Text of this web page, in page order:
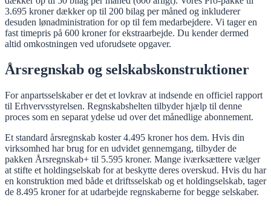
3.695 kroner dækker op til 200 bilag per måned og inkluderer
desuden lønadministration for op til fem medarbejdere. Vi tager en
fast timepris på 600 kroner for ekstraarbejde. Du kender dermed
altid omkostningen ved uforudsete opgaver.
Årsregnskab og selskabskonstruktioner
For anpartsselskaber er det et lovkrav at indsende en officiel rapport
til Erhvervsstyrelsen. Regnskabshelten tilbyder hjælp til denne
proces som en separat ydelse ud over det månedlige abonnement.
Et standard årsregnskab koster 4.495 kroner hos dem. Hvis din
virksomhed har brug for en udvidet gennemgang, tilbyder de
pakken Årsregnskab+ til 5.595 kroner. Mange iværksættere vælger
at stifte et holdingselskab for at beskytte deres overskud. Hvis du har
en konstruktion med både et driftsselskab og et holdingselskab, tager
de 8.495 kroner for at udarbejde regnskaberne for begge selskaber.